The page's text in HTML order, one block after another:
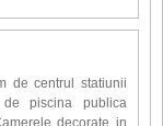
de centrul statiunii
piscina publica
decorate in